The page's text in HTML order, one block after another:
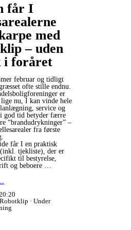
får I
med
– uden
i foråret
februar og tidligt
ofte stille endnu.
er
nu, I kan vinde hele
service og
god tid betyder færre
“brandudrykninger” –
fra første
får I en praktisk
tjekliste), der er
til bestyrelse,
og beboere …
Under